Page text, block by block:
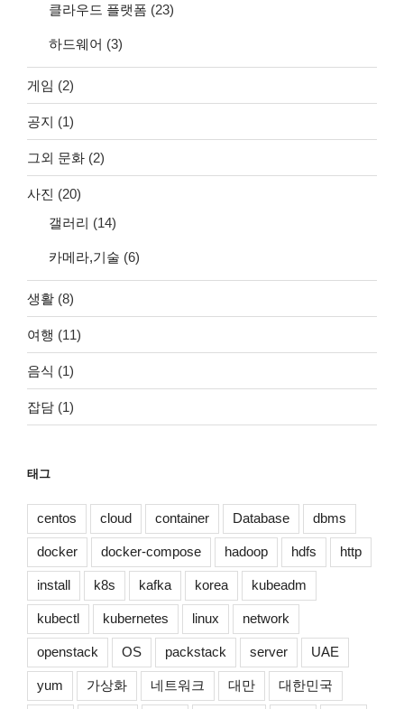
클라우드 플랫폼 (23)
하드웨어 (3)
게임 (2)
공지 (1)
그외 문화 (2)
사진 (20)
갤러리 (14)
카메라,기술 (6)
생활 (8)
여행 (11)
음식 (1)
잡담 (1)
태그
centos cloud container Database dbms
docker docker-compose hadoop hdfs http
install k8s kafka korea kubeadm
kubectl kubernetes linux network
openstack OS packstack server UAE
yum 가상화 네트워크 대만 대한민국